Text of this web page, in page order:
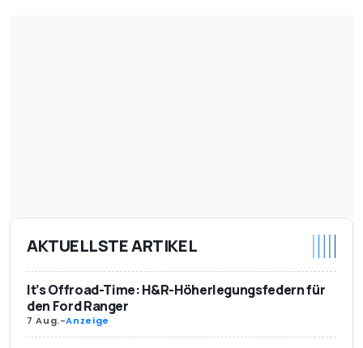
AKTUELLSTE ARTIKEL
It’s Offroad-Time: H&R-Höherlegungsfedern für
den Ford Ranger
7 Aug.-Anzeige